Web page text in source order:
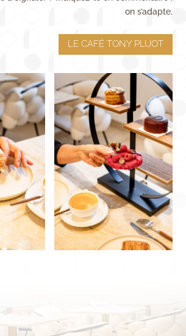
on s’adapte.
LE CAFÉ TONY PLUOT